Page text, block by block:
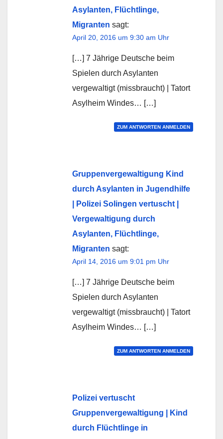
Asylanten, Flüchtlinge,
Migranten sagt:
April 20, 2016 um 9:30 am Uhr
[…] 7 Jährige Deutsche beim
Spielen durch Asylanten
vergewaltigt (missbraucht) | Tatort
Asylheim Windes… […]
ZUM ANTWORTEN ANMELDEN
Gruppenvergewaltigung Kind
durch Asylanten in Jugendhilfe
| Polizei Solingen vertuscht |
Vergewaltigung durch
Asylanten, Flüchtlinge,
Migranten sagt:
April 14, 2016 um 9:01 pm Uhr
[…] 7 Jährige Deutsche beim
Spielen durch Asylanten
vergewaltigt (missbraucht) | Tatort
Asylheim Windes… […]
ZUM ANTWORTEN ANMELDEN
Polizei vertuscht
Gruppenvergewaltigung | Kind
durch Flüchtlinge in